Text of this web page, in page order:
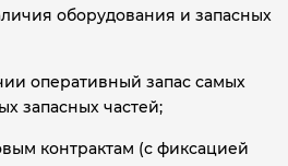
оборудования и запасных
оперативный запас самых
запасных частей;
контрактам (с фиксацией